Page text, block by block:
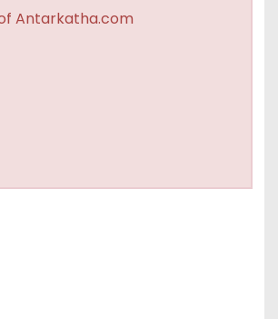
Antarkatha.com